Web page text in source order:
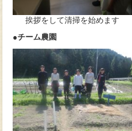
挨拶をして清掃を始めます
●チーム農園